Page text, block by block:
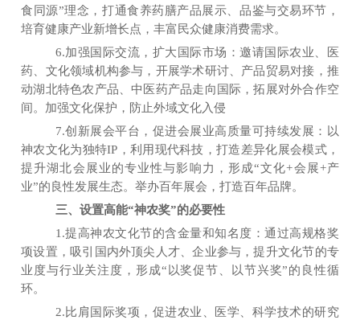
食同源”理念，打通食养药膳产品展示、品鉴与交易环节，
培育健康产业新增长点，丰富民众健康消费需求。
6.加强国际交流，扩大国际市场：邀请国际农业、医
药、文化领域机构参与，开展学术研讨、产品贸易对接，推
动湖北特色农产品、中医药产品走向国际，拓展对外合作空
间。加强文化保护，防止外域文化入侵
7.创新展会平台，促进会展业高质量可持续发展：以
神农文化为独特IP，利 用现代科技，打造差异化展会模式，
提升湖北会展业的专业性与影响力，形成“文化+会展+产
业”的良性发展生态。举办百年展会 ，打造百年品牌。
三、设置高能“神农奖”的必要性
1.提高神农文化节的含金量和知名度：通过高规格奖
项设置，吸引国内外顶尖人才、企业参与，提升文化节的专
业度与行业关注度，形成“ 以奖促节、以节兴奖”的良性循
环。
2.比肩国际奖项，促进农业、医学
科学技术的研究